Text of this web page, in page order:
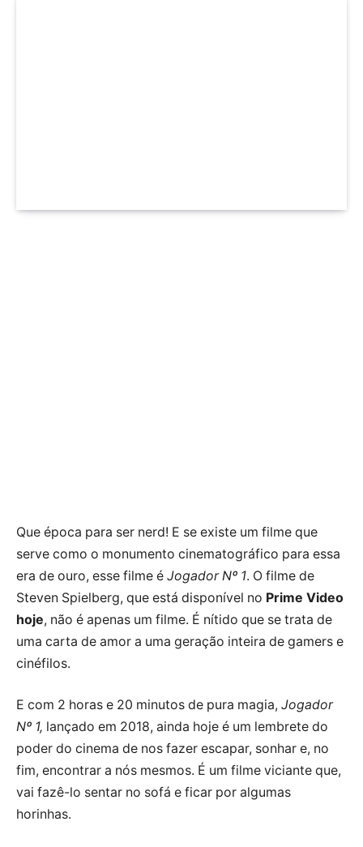
Que época para ser nerd! E se existe um filme que
serve como o monumento cinematográfico para essa
era de ouro, esse filme é Jogador Nº 1. O filme de
Steven Spielberg, que está disponível no Prime Video
hoje, não é apenas um filme. É nítido que se trata de
uma carta de amor a uma geração inteira de gamers e
cinéfilos.
E com 2 horas e 20 minutos de pura magia, Jogador
Nº 1, lançado em 2018, ainda hoje é um lembrete do
poder do cinema de nos fazer escapar, sonhar e, no
fim, encontrar a nós mesmos. É um filme viciante que,
vai fazê-lo sentar no sofá e ficar por algumas
horinhas.